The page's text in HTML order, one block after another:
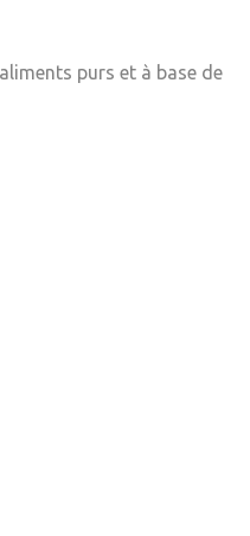
purs et à base de